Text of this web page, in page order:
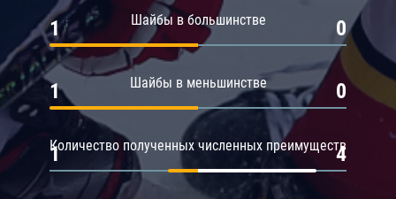
Шайбы в большинстве
1 0
Шайбы в меньшинстве
1 0
Количество полученных численных преимуществ
1 4